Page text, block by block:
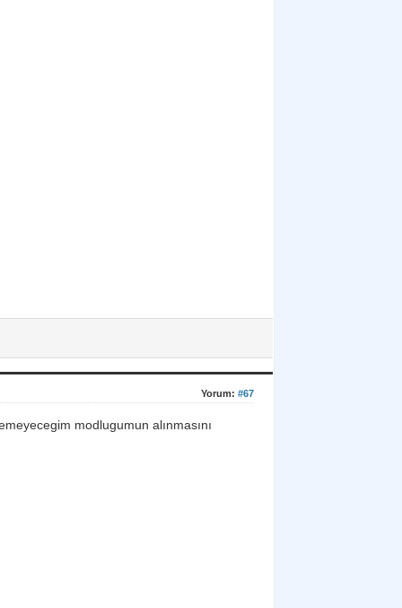
Yorum: #67
modlugumun alınmasını